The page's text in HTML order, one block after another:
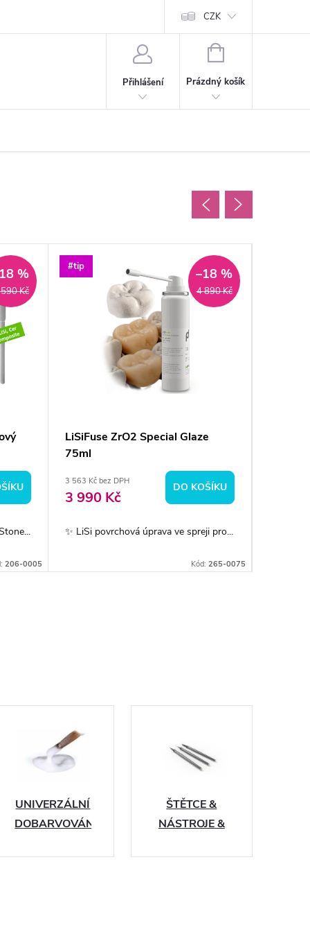
CZK
Přihlášení
NÁKUPNÍ
Prázdný košík
Kč
%
206-0005
#tip
4 890 Kč
–18 %
LiSiFuse ZrO2 Special Glaze
75ml
3 563 Kč bez DPH
3 990 Kč
DO KOŠÍKU
✨ LiSi povrchová úprava ve spreji pro...
Kód: 265-0075
UNIVERZÁLNÍ
DOBARVOVÁNÍ
ŠTĚTCE &
NÁSTROJE &